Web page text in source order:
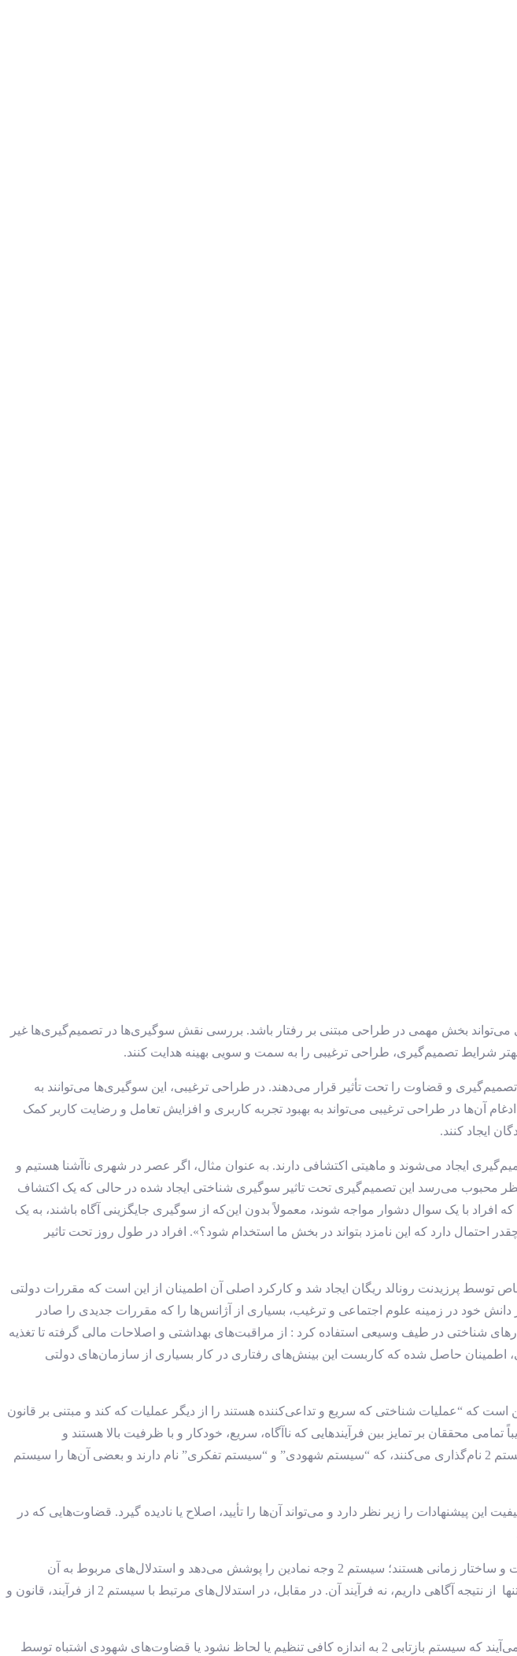
می‌تواند بخش مهمی در طراحی مبتنی بر رفتار باشد. بررسی نقش سوگیری‌ها در تصمیم‌گیری‌ها غیر
شرایط تصمیم‌گیری‌، طراحی ترغیبی را به سمت و سویی بهینه هدایت کنند.
و قضاوت را تحت تأثیر قرار می‌دهند. در طراحی ترغیبی، این سوگیری‌ها می‌توانند به
آن‌ها در طراحی ترغیبی می‌تواند به بهبود تجربه کاربری و افزایش تعامل و رضایت کاربر کمک
ایجاد کنند.
ایجاد می‌شوند و ماهیتی اکتشافی دارند. به عنوان مثال، اگر عصر در شهری ناآشنا هستیم و
محبوب می‌رسد این تصمیم‌گیری تحت تاثیر سوگیری شناختی ایجاد شده در حالی که یک اکتشاف
با یک سوال دشوار مواجه شوند، معمولاً بدون این‌که از سوگیری جایگزینی آگاه باشند، به یک
احتمال دارد که این نامزد بتواند در بخش ما استخدام شود؟». افراد در طول روز تحت تاثیر
پرزیدنت رونالد ریگان ایجاد شد و کارکرد اصلی آن اطمینان از این است که مقررات دولتی
خود در زمینه علوم اجتماعی و ترغیب، بسیاری از آژانس‌ها را که مقررات جدیدی را صادر
شناختی در طیف وسیعی استفاده کرد : از مراقبت‌های بهداشتی و اصلاحات مالی گرفته تا تغذیه
اطمینان حاصل شده که کاربست این بینش‌های رفتاری در کار بسیاری از سازمان‌های دولتی
که “عملیات شناختی که سریع و تداعی‌کننده هستند را از دیگر عملیات که کند و مبتنی بر قانون
محققان بر تمایز بین فرآیندهایی که ناآگاه، سریع، خودکار و با ظرفیت بالا هستند و
فرآیندهایی که آگاه، کند و تعمّق‌گر هستند، توافق دارند.” استانوویچ و وست این دو سیستم را سیستم 1 و سیستم 2 نام‌گذاری می‌کنند، که “سیستم شهودی” و “سیستم تفکری” نام دارند و بعضی آن‌ها را سیستم
1 به سرعت پاسخ‌های شهودی را به مسائل قضاوتی که بروز می‌کنند، پیشنهاد می‌دهد و سیستم 2 کیفیت این پیشنهادات را زیر نظر دارد و می‌تواند آن‌ها را تأیید، اصلاح یا نادیده گیرد. قضاوت‌هایی که در
از دید اسلومَن به طور تقریبی، سیستم 1 تداعی‌کننده است و استدلال‌های مربوط به آن منعکس‌کننده شباهت و ساختار زمانی هستند؛ سیستم 2 وجه نمادین را پوشش می‌دهد و استدلال‌های مربوط به آن
منعکس‌کننده ساختارهای قانونی است. زمانی که یک پاسخ تنها توسط سیستم تداعی‌کننده 1 تولید می‌شود، تنها از نتیجه آگاهی داریم، نه فرآیند آن. در مقابل، در استدلال‌های مرتبط با سیستم 2 از فرآیند، قانون و
اکتشافات و سوگیری‌ها “برآمده از تعامل مابین سیستم خودکار و سیستم بازتابی” هستند و زمانی به وجود می‌آیند که سیستم بازتابی 2 به اندازه کافی تنظیم یا لحاظ نشود یا قضاوت‌های شهودی اشتباه توسط